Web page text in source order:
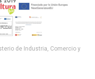
de Industria, Comercio y